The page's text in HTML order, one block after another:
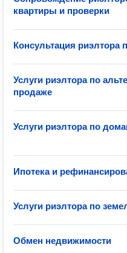
квартиры и проверки
Консультация риэлтора
Услуги риэлтора по
продаже
Услуги риэлтора по
Ипотека и
Услуги риэлтора по
Обмен недвижимости